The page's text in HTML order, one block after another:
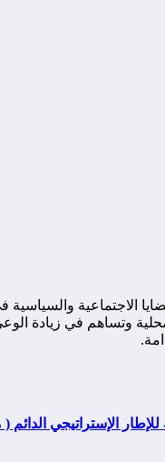
والسياسية
وتساهم في زيادة الوعي